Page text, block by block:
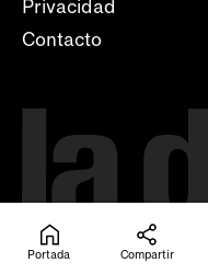
Privacidad
Contacto
Portada Compartir